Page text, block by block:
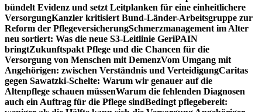
bündelt Evidenz und setzt Leitplanken für eine einheitlichere
VersorgungKanzler kritisiert Bund-Länder-Arbeitsgruppe zur
Reform der PflegeversicherungSchmerzmanagement im Alter
neu sortiert: Was die neue S3-Leitlinie GeriPAIN
bringtZukunftspakt Pflege und die Chancen für die
Versorgung von Menschen mit DemenzVom Umgang mit
Angehörigen: zwischen Verständnis und VerteidigungCaritas
gegen Sawatzki-Schelte: Warum wir genauer auf die
Altenpflege schauen müssenWarum die fehlenden Diagnosen
auch ein Auftrag für die Pflege sindBedingt pflegebereit: